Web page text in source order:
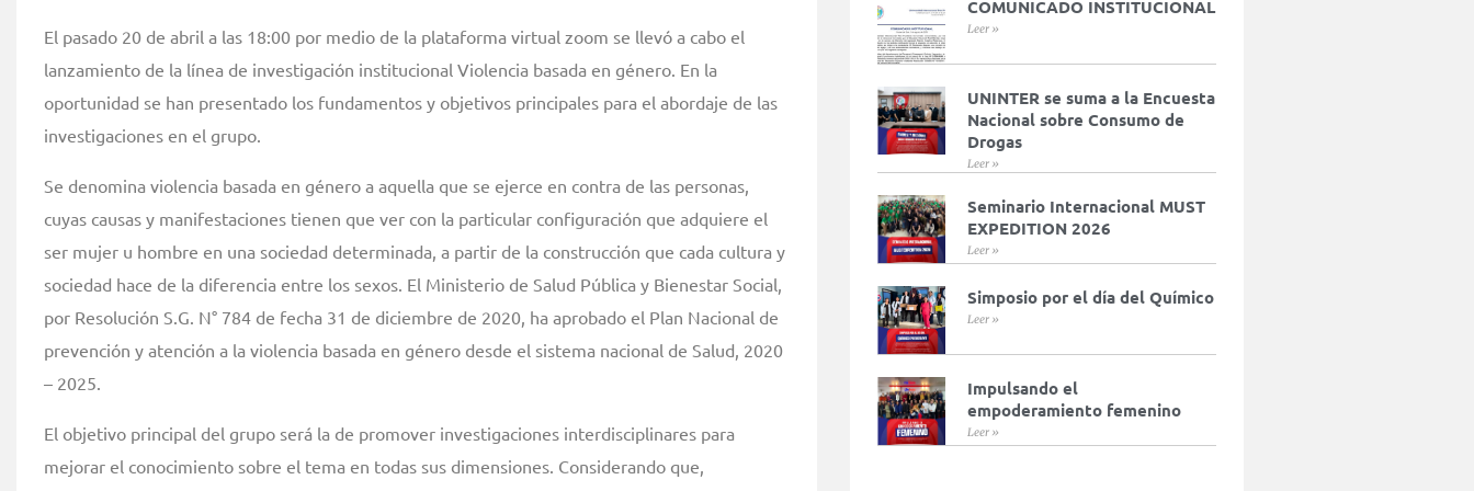
El pasado 20 de abril a las 18:00 por medio de la plataforma virtual zoom se llevó a cabo el
lanzamiento de la línea de investigación institucional Violencia basada en género. En la
oportunidad se han presentado los fundamentos y objetivos principales para el abordaje de las
investigaciones en el grupo.
Se denomina violencia basada en género a aquella que se ejerce en contra de las personas,
cuyas causas y manifestaciones tienen que ver con la particular configuración que adquiere el
ser mujer u hombre en una sociedad determinada, a partir de la construcción que cada cultura y
sociedad hace de la diferencia entre los sexos. El Ministerio de Salud Pública y Bienestar Social,
por Resolución S.G. N° 784 de fecha 31 de diciembre de 2020, ha aprobado el Plan Nacional de
prevención y atención a la violencia basada en género desde el sistema nacional de Salud, 2020
– 2025.
El objetivo principal del grupo será la de promover investigaciones interdisciplinares para
mejorar el conocimiento sobre el tema en todas sus dimensiones. Considerando que,
COMUNICADO INSTITUCIONAL
Leer »
UNINTER se suma a la Encuesta
Nacional sobre Consumo de
Drogas
Leer »
Seminario Internacional MUST
EXPEDITION 2026
Leer »
Simposio por el día del Químico
Leer »
Impulsando el
empoderamiento femenino
Leer »